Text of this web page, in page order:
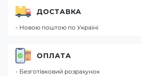
ДОСТАВКА
- Новою поштою по Україні
ОПЛАТА
- Безготівковий розрахунок